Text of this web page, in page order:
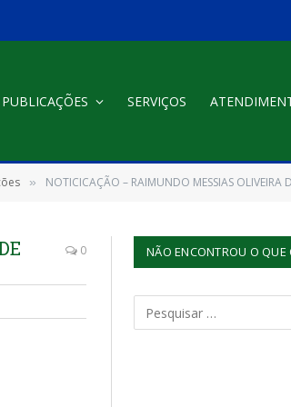
PUBLICAÇÕES SERVIÇOS
» NOTICICAÇÃO – RAIMUNDO MESSIAS OLIVEIRA
0 NÃO ENCONTROU O QUE